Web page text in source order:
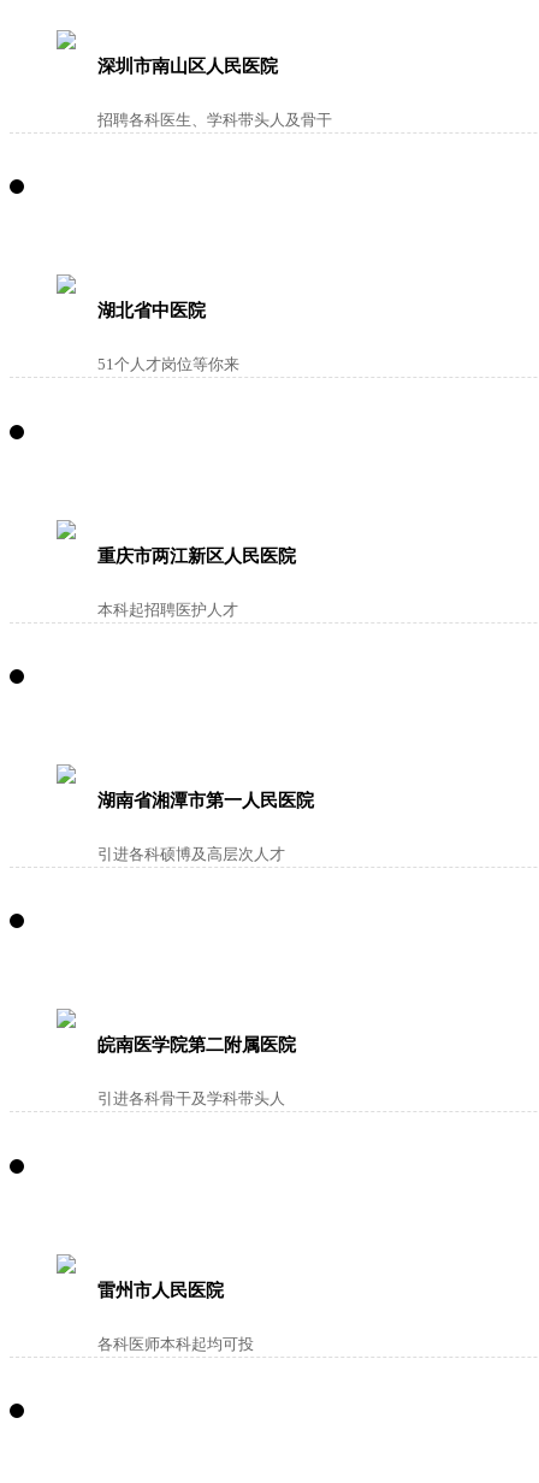
深圳市南山区人民医院
招聘各科医生、学科带头人及骨干
湖北省中医院
51个人才岗位等你来
重庆市两江新区人民医院
本科起招聘医护人才
湖南省湘潭市第一人民医院
引进各科硕博及高层次人才
皖南医学院第二附属医院
引进各科骨干及学科带头人
雷州市人民医院
各科医师本科起均可投